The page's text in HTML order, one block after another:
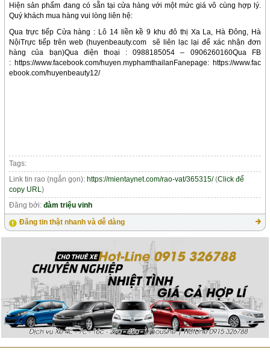
Hiện sản phẩm đang có sẵn tại cửa hàng với một mức giá vô cùng hợp lý.
Quý khách mua hàng vui lòng liên hệ:
Qua trực tiếp Cửa hàng : Lô 14 liền kề 9 khu đô thị Xa La, Hà Đông, Hà
NộiTrực tiếp trên web (huyenbeauty.com sẽ liên lạc lại để xác nhận đơn
hàng của bạn)Qua điện thoại : 0988185054 – 0906260160Qua FB
: https://www.facebook.com/huyen.myphamthailanFanepage: https://www.fac
ebook.com/huyenbeauty12/
Tags:
Link tin rao (ngắn gọn): https://mientaynet.com/rao-vat/365315/(Click để
copy URL)
Đăng bởi:đàm triệu vinh
Đăng tin thật nhanh và dễ dàng